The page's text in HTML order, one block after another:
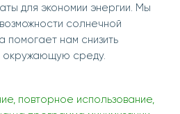
для экономии энергии. Мы
солнечной
помогает нам снизить
окружающую среду.
повторное использование,